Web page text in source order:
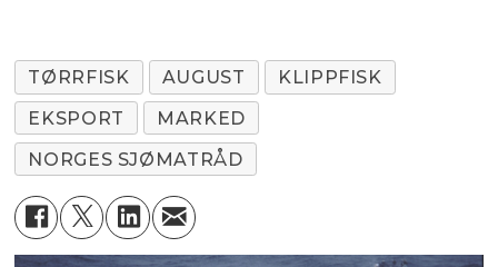
TØRRFISK AUGUST
KLIPPFISK
EKSPORT
MARKED
NORGES SJØMATRÅD